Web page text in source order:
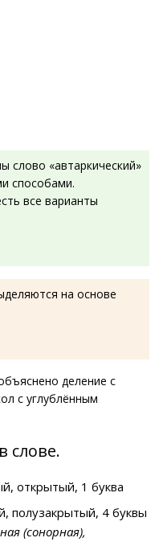
слово «автаркический»
способами.
все варианты
на основе
деление с
с углублённым
слове.
открытый, 1 буква
полузакрытый, 4 буквы
(сонорная),